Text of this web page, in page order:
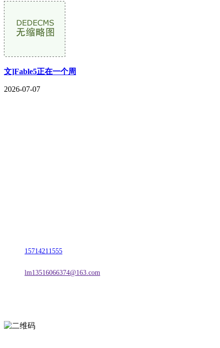
文]Fable5正在一个周
2026-07-07
15714211555
lm13516066374@163.com